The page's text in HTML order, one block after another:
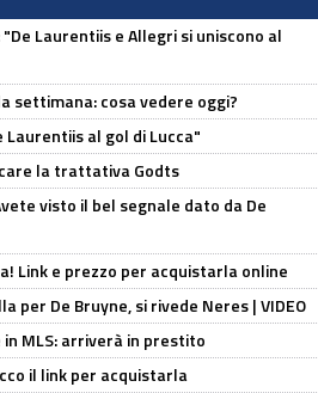
Laurentiis e Allegri si uniscono al
settimana: cosa vedere oggi?
Laurentiis al gol di Lucca"
la trattativa Godts
visto il bel segnale dato da De
Link e prezzo per acquistarla online
per De Bruyne, si rivede Neres | VIDEO
MLS: arriverà in prestito
il link per acquistarla